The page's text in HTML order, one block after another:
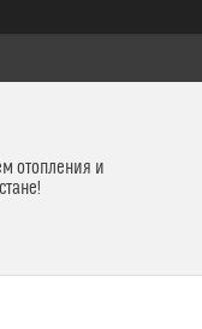
отопления и